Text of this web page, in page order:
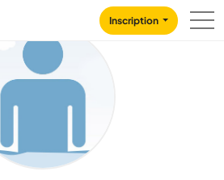
Inscription